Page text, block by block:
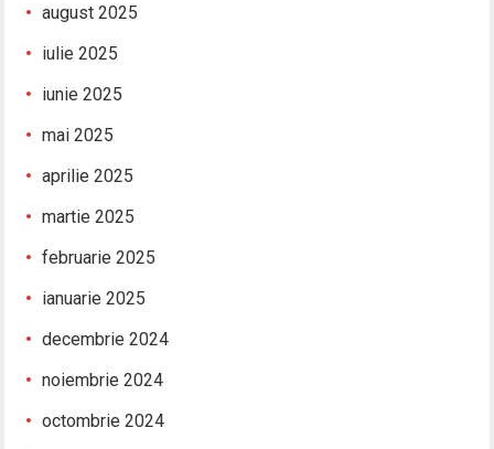
august 2025
iulie 2025
iunie 2025
mai 2025
aprilie 2025
martie 2025
februarie 2025
ianuarie 2025
decembrie 2024
noiembrie 2024
octombrie 2024